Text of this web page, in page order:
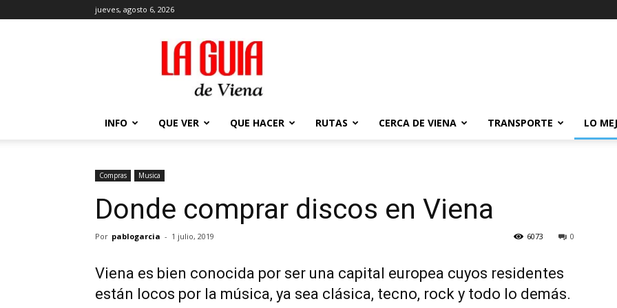
jueves, agosto 6, 2026
La
Guía
de
Viena
2026
INFO QUE VER QUE HACER RUTAS CERCA DE VIENA TRANSPORTE LO
Compras Musica
Donde comprar discos en Viena
Por pablogarcia - 1 julio, 2019 0
6073
Viena es bien conocida por ser una capital europea cuyos residentes
están locos por la música, ya sea clásica, tecno, rock y todo lo demás.